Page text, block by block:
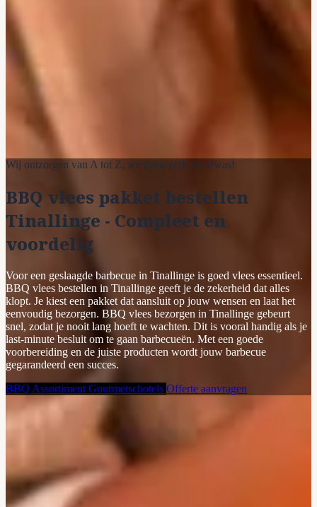
Wij ontzorgen van A tot Z, we doen zelfs de afwas!
BBQ vlees pakket bestellen
Tinallinge - Compleet en
voordelig
Voor een geslaagde barbecue in Tinallinge is goed vlees essentieel.
BBQ vlees bestellen in Tinallinge geeft je de zekerheid dat alles
klopt. Je kiest een pakket dat aansluit op jouw wensen en laat het
eenvoudig bezorgen. BBQ vlees bezorgen in Tinallinge gebeurt
snel, zodat je nooit lang hoeft te wachten. Dit is vooral handig als je
last-minute besluit om te gaan barbecueën. Met een goede
voorbereiding en de juiste producten wordt jouw barbecue
gegarandeerd een succes.
BBQ Assortiment Gourmetschotels Offerte aanvragen